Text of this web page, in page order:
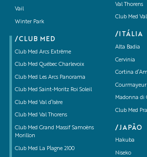
Vail
Winter Park
/CLUB MED
Club Med Arcs Extrême
Club Med Québec Charlevoix
Club Med Les Arcs Panorama
Club Med Saint-Moritz Roi Soleil
Club Med Val d’Isère
Club Med Val Thorens
Club Med Grand Massif Samoëns
Morillon
Club Med La Plagne 2100
Val Thorens
Club Med
/ITÁLIA
Alta Badia
Cervinia
Cortina
Courmayeur
Madonna di
Club Med
/JAPÃO
Hakuba
Niseko